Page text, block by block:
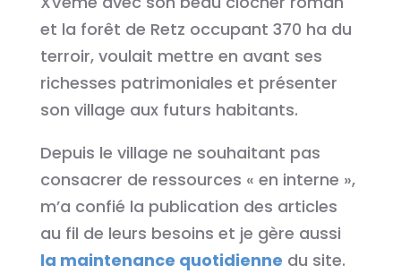
et la forêt de Retz occupant 370 ha du
terroir, voulait mettre en avant ses
richesses patrimoniales et présenter
son village aux futurs habitants.
Depuis le village ne souhaitant pas
consacrer de ressources « en interne »,
m’a confié la publication des articles
au fil de leurs besoins et je gère aussi
la maintenance quotidienne du site.